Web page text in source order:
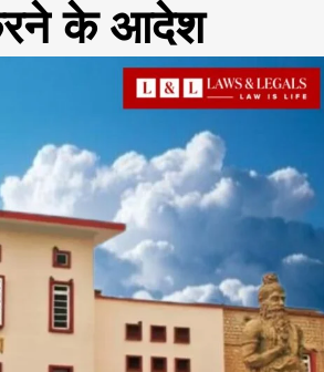
के आदेश